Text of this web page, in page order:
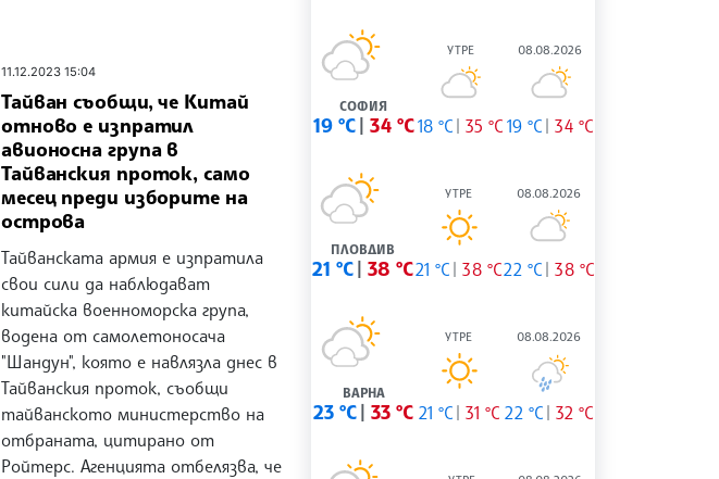
11.12.2023 15:04
Тайван съобщи, че Китай
отново е изпратил
авионосна група в
Тайванския проток, само
месец преди изборите на
острова
Тайванската армия е изпратила
свои сили да наблюдават
китайска военноморска група,
водена от самолетоносача
"Шандун", която е навлязла днес в
Тайванския проток, съобщи
тайванското министерство на
отбраната, цитирано от
Ройтерс. Агенцията отбелязва, че
СОФИЯ
19 °C 34 °C
УТРЕ
18 °C 35 °C
08.08.2026
19 °C 34 °C
ПЛОВДИВ
21 °C 38 °C
УТРЕ
21 °C 38 °C
08.08.2026
22 °C 38 °C
ВАРНА
23 °C 33 °C
УТРЕ
21 °C 31 °C
08.08.2026
22 °C 32 °C